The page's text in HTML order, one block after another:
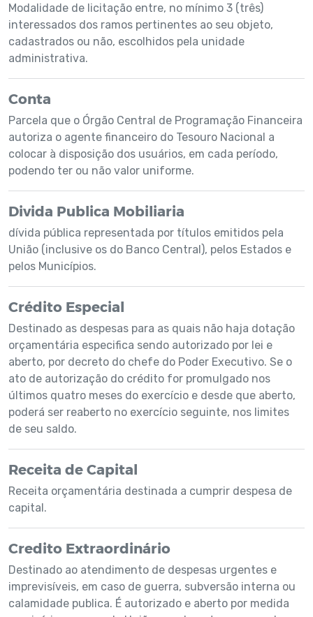
Modalidade de licitação entre, no mínimo 3 (três)
interessados dos ramos pertinentes ao seu objeto,
cadastrados ou não, escolhidos pela unidade
administrativa.
Conta
Parcela que o Órgão Central de Programação Financeira
autoriza o agente financeiro do Tesouro Nacional a
colocar à disposição dos usuários, em cada período,
podendo ter ou não valor uniforme.
Divida Publica Mobiliaria
dívida pública representada por títulos emitidos pela
União (inclusive os do Banco Central), pelos Estados e
pelos Municípios.
Crédito Especial
Destinado as despesas para as quais não haja dotação
orçamentária especifica sendo autorizado por lei e
aberto, por decreto do chefe do Poder Executivo. Se o
ato de autorização do crédito for promulgado nos
últimos quatro meses do exercício e desde que aberto,
poderá ser reaberto no exercício seguinte, nos limites
de seu saldo.
Receita de Capital
Receita orçamentária destinada a cumprir despesa de
capital.
Credito Extraordinário
Destinado ao atendimento de despesas urgentes e
imprevisíveis, em caso de guerra, subversão interna ou
calamidade publica. É autorizado e aberto por medida